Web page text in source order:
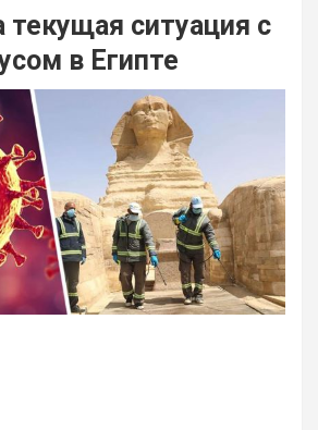
текущая ситуация с
в Египте